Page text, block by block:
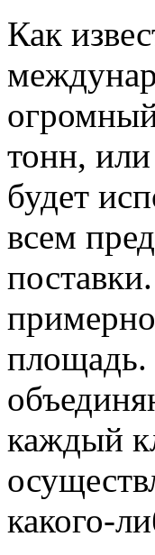
Как
тонн,
будет
всем
площадь.
каждый
какого-